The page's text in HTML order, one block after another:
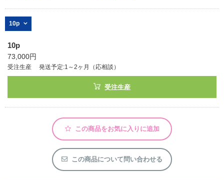
化合物
アウトレット
化学教材・オリジナルグッズ
10p
10p
73,000円
受注生産 発送予定:1～2ヶ月（応相談）
受注生産
この商品をお気に入りに追加
この商品について問い合わせる